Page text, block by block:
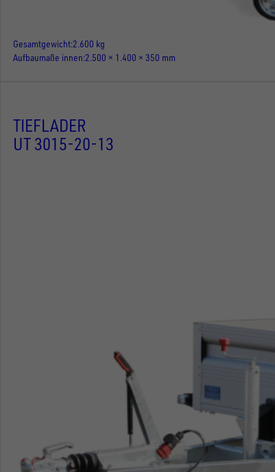
Gesamtgewicht 2.600 kg
Aufbaumaße innen 2.500 × 1.400 × 350 mm
TIEFLADER
UT 3015-20-13